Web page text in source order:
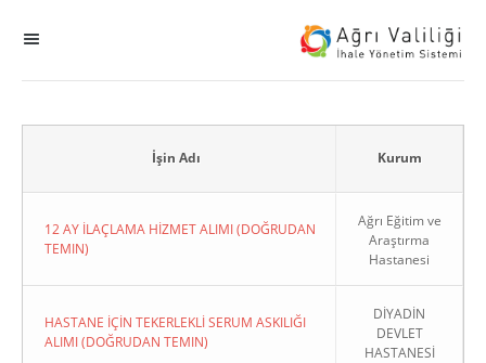
KHGB
İşin Adı Kurum
12 AY İLAÇLAMA HİZMET ALIMI (DOĞRUDAN
TEMIN)
Ağrı Eğitim ve
Araştırma
Hastanesi
HASTANE İÇİN TEKERLEKLİ SERUM ASKILIĞI
ALIMI (DOĞRUDAN TEMIN)
DİYADİN
DEVLET
HASTANESİ